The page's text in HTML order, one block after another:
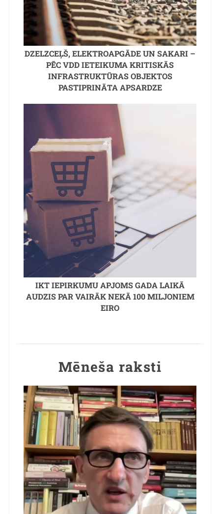
DZELZCEĻŠ, ELEKTROAPGĀDE UN SAKARI –
PĒC VDD IETEIKUMA KRITISKĀS
INFRASTRUKTŪRAS OBJEKTOS
PASTIPRINĀTA APSARDZE
IKT IEPIRKUMU APJOMS GADA LAIKĀ
AUDZIS PAR VAIRĀK NEKĀ 100 MILJONIEM
EIRO
Mēneša raksti